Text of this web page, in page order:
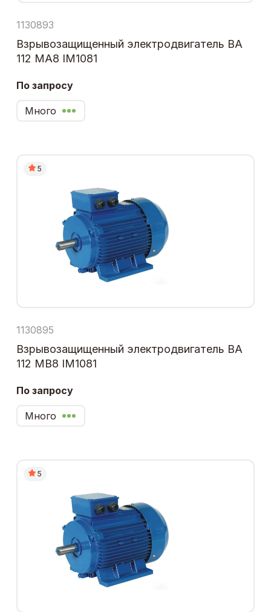
1130893
Взрывозащищенный электродвигатель ВА
112 МА8 IM1081
По запросу
Много
5
1130895
Взрывозащищенный электродвигатель ВА
112 МВ8 IM1081
По запросу
Много
5